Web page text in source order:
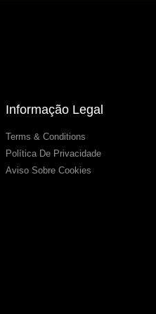
Informação Legal
Terms & Conditions
Política De Privacidade
Aviso Sobre Cookies